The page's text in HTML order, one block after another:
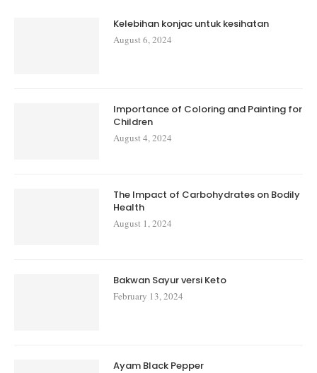
Kelebihan konjac untuk kesihatan
August 6, 2024
Importance of Coloring and Painting for
Children
August 4, 2024
The Impact of Carbohydrates on Bodily
Health
August 1, 2024
Bakwan Sayur versi Keto
February 13, 2024
Ayam Black Pepper